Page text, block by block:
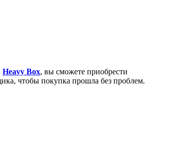
Heavy Box, вы сможете приобрести
чтобы покупка прошла без проблем.